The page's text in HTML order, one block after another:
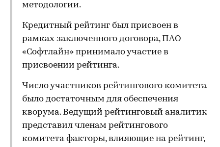
методологии.
Кредитный рейтинг был присвоен в
рамках заключенного договора, ПАО
«Софтлайн» принимало участие в
присвоении рейтинга.
Число участников рейтингового комитета
было достаточным для обеспечения
кворума. Ведущий рейтинговый аналитик
представил членам рейтингового
комитета факторы, влияющие на рейтинг,